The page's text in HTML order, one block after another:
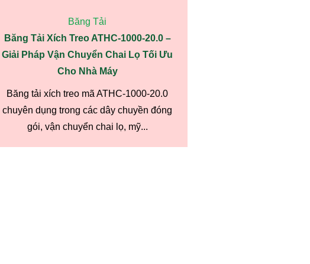
Băng Tải
Băng Tải Xích Treo ATHC-1000-20.0 –
Giải Pháp Vận Chuyển Chai Lọ Tối Ưu
Cho Nhà Máy
Băng tải xích treo mã ATHC-1000-20.0
chuyên dụng trong các dây chuyền đóng
gói, vận chuyển chai lọ, mỹ...